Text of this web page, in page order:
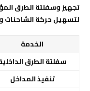
تجهيز وسفلتة الطرق
لتسهيل حركة الشاحنات
الخدمة
سفلتة الطرق
تنفيذ المداخل